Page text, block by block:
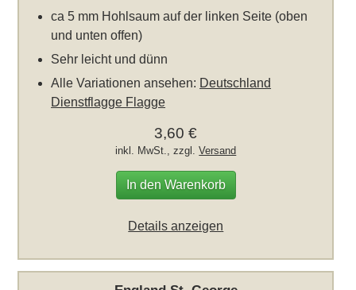
ca 5 mm Hohlsaum auf der linken Seite (oben
und unten offen)
Sehr leicht und dünn
Alle Variationen ansehen: Deutschland
Dienstflagge Flagge
3,60 €
inkl. MwSt., zzgl.Versand
In den Warenkorb
Details anzeigen